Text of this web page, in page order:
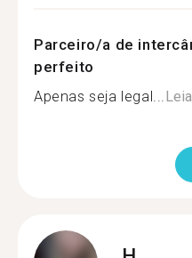
Parceiro/a de
perfeito
Apenas seja legal...